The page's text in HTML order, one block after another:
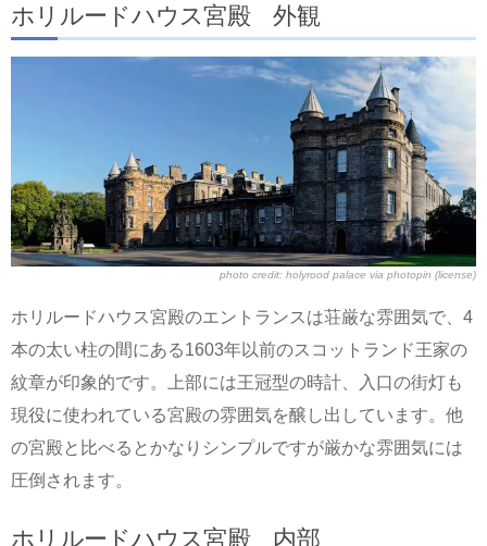
ホリルードハウス宮殿 外観
photo credit: holyrood palace via photopin (license)
ホリルードハウス宮殿のエントランスは荘厳な雰囲気で、4
本の太い柱の間にある1603年以前のスコットランド王家の
紋章が印象的です。上部には王冠型の時計、入口の街灯も
現役に使われている宮殿の雰囲気を醸し出しています。他
の宮殿と比べるとかなりシンプルですが厳かな雰囲気には
圧倒されます。
ホリルードハウス宮殿 内部